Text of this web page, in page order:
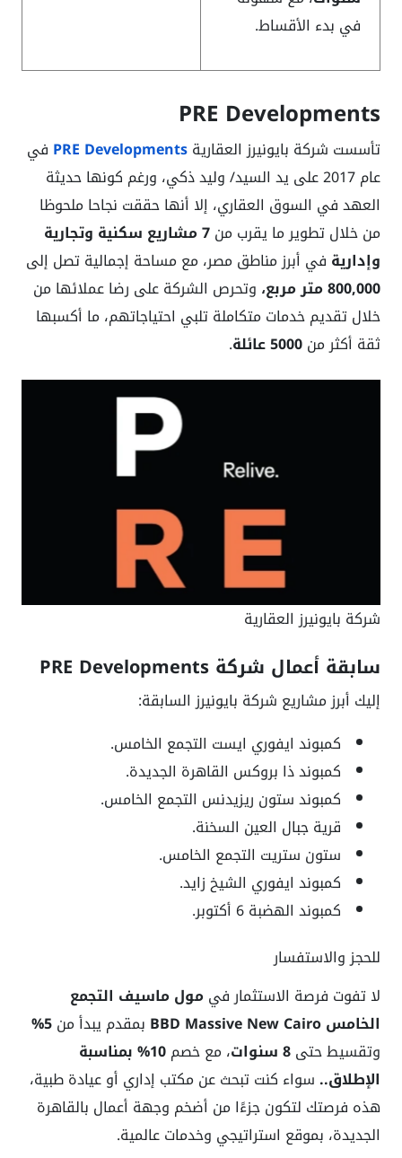
في بدء الأقساط.
PRE Developments
تأسست شركة بايونيرز العقاريةPRE Developments في
عام 2017 على يد السيد/ وليد ذكي، ورغم كونها حديثة
العهد في السوق العقاري، إلا أنها حققت نجاحا ملحوظا
من خلال تطوير ما يقرب من
7 مشاريع سكنية وتجارية
وإدارية في أبرز مناطق مصر، مع مساحة إجمالية تصل إلى
800,000 متر مربع،
وتحرص الشركة على رضا عملائها من
خلال تقديم خدمات متكاملة تلبي احتياجاتهم، ما أكسبها
ثقة أكثر من5000 عائلة .
شركة بايونيرز العقارية
سابقة أعمال شركة PRE Developments
إليك أبرز مشاريع شركة بايونيرز السابقة:
كمبوند ايفوري ايست التجمع الخامس.
كمبوند ذا بروكس القاهرة الجديدة.
كمبوند ستون ريزيدنس التجمع الخامس.
قرية جبال العين السخنة.
ستون ستريت التجمع الخامس.
كمبوند ايفوري الشيخ زايد.
كمبوند الهضبة 6 أكتوبر.
للحجز والاستفسار
لا تفوت فرصة الاستثمار فيمول ماسيف التجمع
الخامس BBD Massive New Cairo
بمقدم يبدأ من5%
وتقسيط حتى8 سنوات ، مع خصم
10% بمناسبة
الإطلاق.. سواء كنت تبحث عن مكتب إداري أو عيادة طبية،
هذه فرصتك لتكون جزءًا من أضخم وجهة أعمال بالقاهرة
الجديدة، بموقع استراتيجي وخدمات عالمية.